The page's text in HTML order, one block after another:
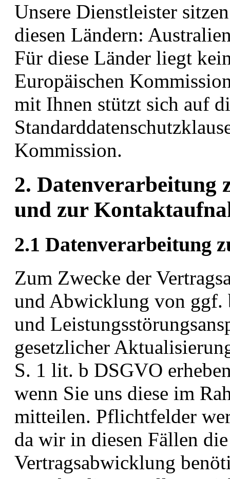
Unsere Dienstleister
diesen Ländern:
Für diese Länder liegt
Europäischen
mit Ihnen stützt sich auf
Kommission.
2. Datenverarbeitung
und zur
2.1 Datenverarbeitung
Zum Zwecke der
und Abwicklung von ggf.
und
gesetzlicher
S. 1 lit. b DSGVO
wenn Sie uns diese im
mitteilen. Pflichtfelder
da wir in diesen Fällen
Vertragsabwicklung